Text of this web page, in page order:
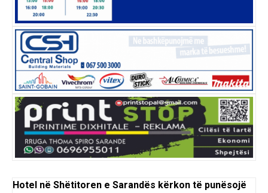
Hotel në Shëtitoren e Sarandës kërkon të punësojë